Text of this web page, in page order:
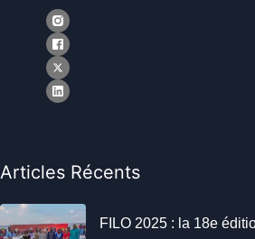
Articles Récents
FILO 2025 : la 18e